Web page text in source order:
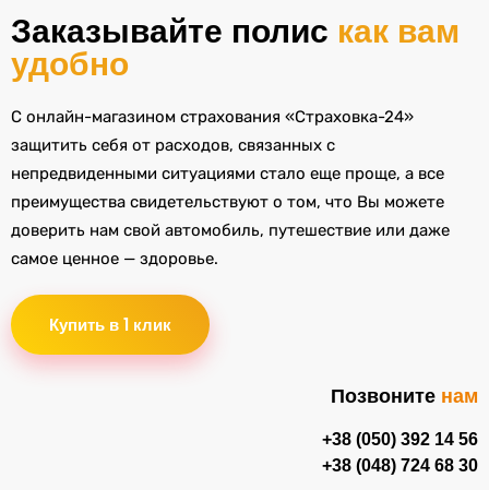
Заказывайте полис как вам
удобно
С онлайн-магазином страхования «Страховка-24»
защитить себя от расходов, связанных с
непредвиденными ситуациями стало еще проще, а все
преимущества свидетельствуют о том, что Вы можете
доверить нам свой автомобиль, путешествие или даже
самое ценное — здоровье.
Купить в 1 клик
Позвоните нам
+38 (050) 392 14 56
+38 (048) 724 68 30